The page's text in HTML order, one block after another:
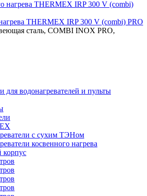
THERMEX IRP 300 V (combi) PRO
сталь, COMBI INOX PRO,
для водонагревателей и пульты
с сухим ТЭНом
косвенного нагрева
корпус